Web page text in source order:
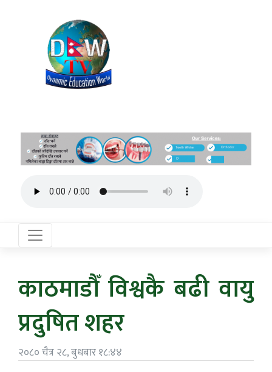
काठमाडौँ विश्वकै बढी वायु
प्रदुषित शहर
२०८० चैत्र २८, बुधबार १८:४४